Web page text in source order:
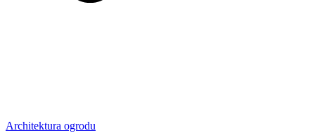
Architektura ogrodu